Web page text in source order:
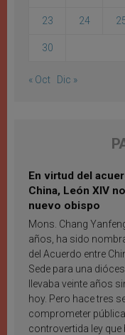
23 24
30
« Oct Dic »
En virtud del
China, León XIV
nuevo obispo
Mons. Chang
años, ha sido
del Acuerdo entre
Sede para una
llevaba veinte años
hoy. Pero hace tres
comprometer
controvertida ley que